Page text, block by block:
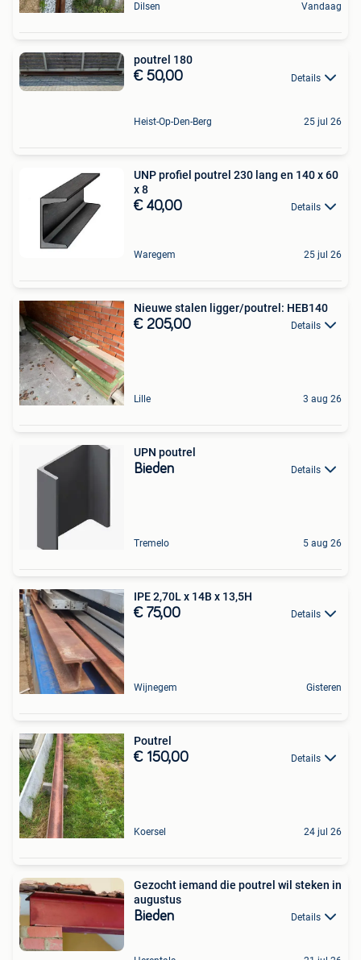
Dilsen Vandaag
poutrel 180
€ 50,00 Details
Heist-Op-Den-Berg 25 jul 26
UNP profiel poutrel 230 lang en 140 x 60
x 8
€ 40,00 Details
Waregem 25 jul 26
Nieuwe stalen ligger/poutrel: HEB140
€ 205,00 Details
Lille 3 aug 26
UPN poutrel
Bieden Details
Tremelo 5 aug 26
IPE 2,70L x 14B x 13,5H
€ 75,00 Details
Wijnegem Gisteren
Poutrel
€ 150,00 Details
Koersel 24 jul 26
Gezocht iemand die poutrel wil steken in
augustus
Bieden Details